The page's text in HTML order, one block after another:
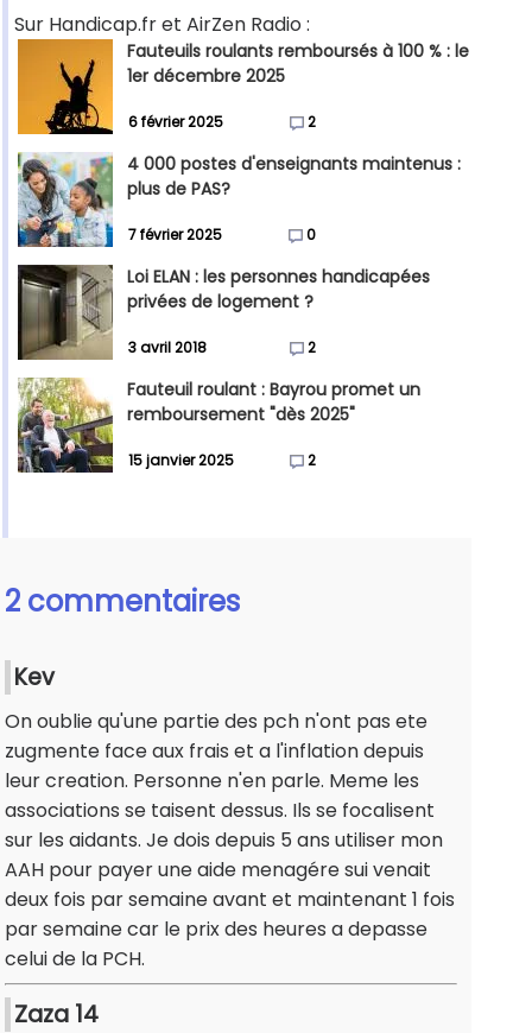
Sur Handicap.fr et AirZen Radio :
Fauteuils roulants remboursés à 100 % : le
1er décembre 2025
6 février 2025 2
4 000 postes d'enseignants maintenus :
plus de PAS?
7 février 2025 0
Loi ELAN : les personnes handicapées
privées de logement ?
3 avril 2018 2
Fauteuil roulant : Bayrou promet un
remboursement "dès 2025"
15 janvier 2025 2
2 commentaires
Kev
On oublie qu'une partie des pch n'ont pas ete
zugmente face aux frais et a l'inflation depuis
leur creation. Personne n'en parle. Meme les
associations se taisent dessus. Ils se focalisent
sur les aidants. Je dois depuis 5 ans utiliser mon
AAH pour payer une aide menagére sui venait
deux fois par semaine avant et maintenant 1 fois
par semaine car le prix des heures a depasse
celui de la PCH.
Zaza 14